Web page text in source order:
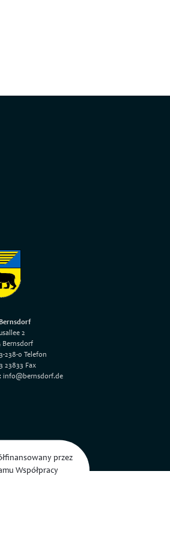
2
Bernsdorf
238-0 Telefon
23833 Fax
info@bernsdorf.de
przez
Współpracy